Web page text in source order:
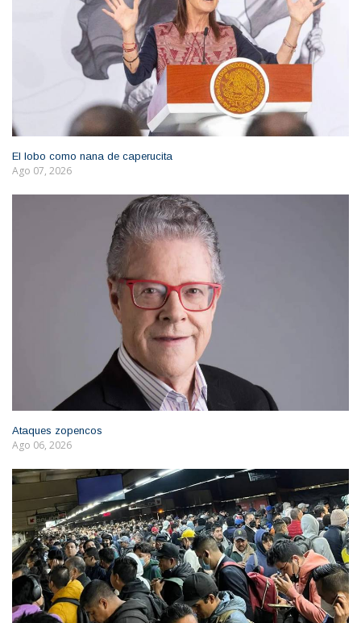
El lobo como nana de caperucita
Ago 07, 2026
Ataques zopencos
Ago 06, 2026